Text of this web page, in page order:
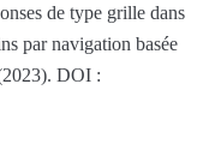
de type grille dans
par navigation basée
DOI :